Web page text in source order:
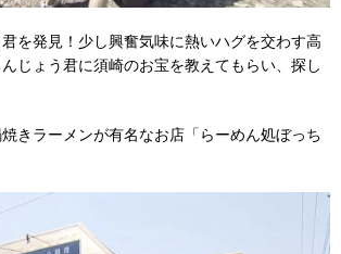
を発見！少し興奮気味に熱いハグを交わす高
じょう君に須崎のお宝を教えてもらい、探し
きラーメンが有名なお店「らーめん処ぼっち